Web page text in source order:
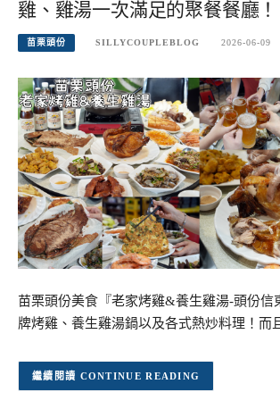
雞、雞湯一次滿足的聚餐餐廳！
苗栗頭份 SILLYCOUPLEBLOG 2026-06-09
苗栗頭份美食『老家烤雞&養生雞湯-頭份信
牌烤雞、養生雞湯鍋以及各式熱炒料理！而
CONTINUE READING